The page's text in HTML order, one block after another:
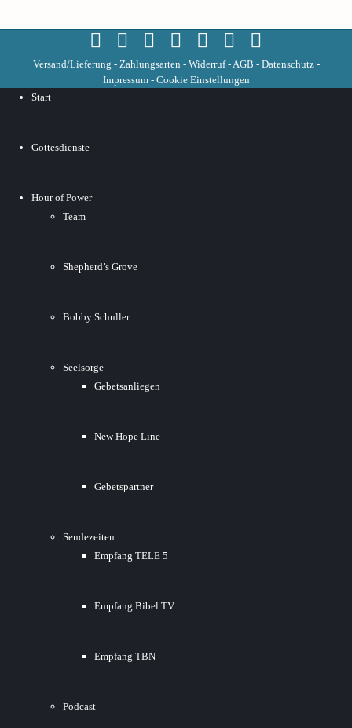
Versand/Lieferung - Zahlungsarten - Widerruf-AGB - Datenschutz-
Impressum- Cookie Einstellungen
Start
Gottesdienste
Hour of Power
Team
Shepherd’s Grove
Bobby Schuller
Seelsorge
Gebetsanliegen
New Hope Line
Gebetspartner
Sendezeiten
Empfang TELE 5
Empfang Bibel TV
Empfang TBN
Podcast